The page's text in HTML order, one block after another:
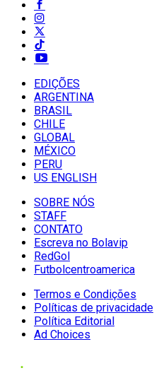
EDIÇÕES
ARGENTINA
BRASIL
CHILE
GLOBAL
MÉXICO
PERU
US ENGLISH
SOBRE NÓS
STAFF
CONTATO
Escreva no Bolavip
RedGol
Futbolcentroamerica
Termos e Condições
Políticas de privacidade
Política Editorial
Ad Choices